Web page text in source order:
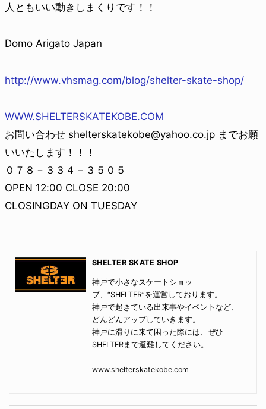
人ともいい動きしまくりです！！
Domo Arigato Japan
http://www.vhsmag.com/blog/shelter-skate-shop/
WWW.SHELTERSKATEKOBE.COM
お問い合わせ shelterskatekobe@yahoo.co.jp までお願
いいたします！！！
０７８－３３４－３５０５
OPEN 12:00 CLOSE 20:00
CLOSINGDAY ON TUESDAY
SHELTER SKATE SHOP
神戸で小さなスケートショッ
プ、“SHELTER”を運営しております。
神戸で起きている出来事やイベントなど、
どんどんアップしていきます。
神戸に滑りに来て困った際には、ぜひ
SHELTERまで避難してください。
www.shelterskatekobe.com